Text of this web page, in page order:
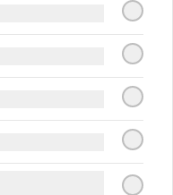
pizza única
4 porciones!